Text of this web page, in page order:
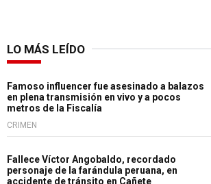
LO MÁS LEÍDO
Famoso influencer fue asesinado a balazos
en plena transmisión en vivo y a pocos
metros de la Fiscalía
CRIMEN
Fallece Víctor Angobaldo, recordado
personaje de la farándula peruana, en
accidente de tránsito en Cañete